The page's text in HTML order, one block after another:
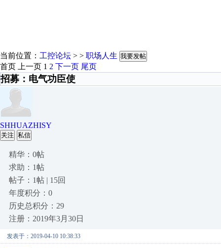
当前位置： 工控论坛 > > 职场人生 我要发帖
首页 上一页 1 2 下一页 尾页
招募：电气功臣使
SHHUAZHISY
关注 私信
精华：0帖
求助：1帖
帖子：1帖 | 15回
年度积分：0
历史总积分：29
注册：2019年3月30日
发表于：2019-04-10 10:38:33